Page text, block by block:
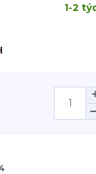
1-2